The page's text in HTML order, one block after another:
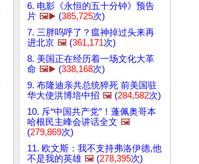
6. 电影《永恒的五十分钟》预告
片 🖼️▶️ (385,725次)
7. 三胖呜呼了？瘟神掉过头来再
进北京 🖼️ (361,171次)
8. 美国正在经历着一场文化大革
命 🖼️▶️ (338,168次)
9. 布隆迪亲共总统猝死 前美国驻
华大使洪博培中招 🖼️ (284,582次)
10. 斥“中国共产党”！蓬佩奥哥本
哈根民主峰会讲话全文 🖼️
(279,869次)
11. 欧文斯：我不支持弗洛伊德,他
不是我的英雄 🖼️ (278,395次)